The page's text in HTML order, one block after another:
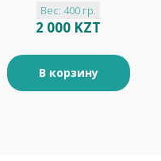
Вес: 400 гр.
2 000 KZT
В корзину